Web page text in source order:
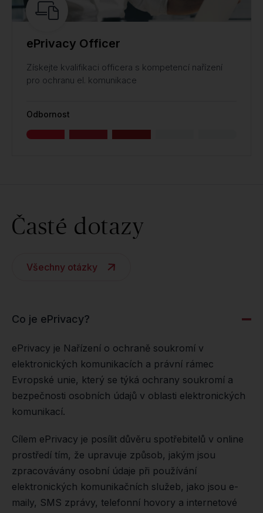
ePrivacy Officer
Získejte kvalifikaci officera s kompetencí nařízení
pro ochranu el. komunikace
Odbornost
Časté dotazy
Všechny otázky
Co je ePrivacy?
ePrivacy je Nařízení o ochraně soukromí v
elektronických komunikacích a právní rámec
Evropské unie, který se týká ochrany soukromí a
bezpečnosti osobních údajů v oblasti elektronických
komunikací.
Cílem ePrivacy je posílit důvěru spotřebitelů v online
prostředí tím, že upravuje způsob, jakým jsou
zpracovávány osobní údaje při používání
elektronických komunikačních služeb, jako jsou e-
maily, SMS zprávy, telefonní hovory a internetové